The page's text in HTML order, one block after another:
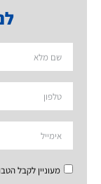
מעוניין לקבל